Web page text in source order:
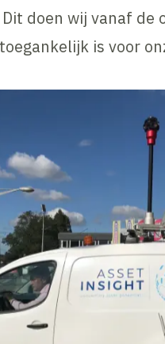
doen wij vanaf de
is voor